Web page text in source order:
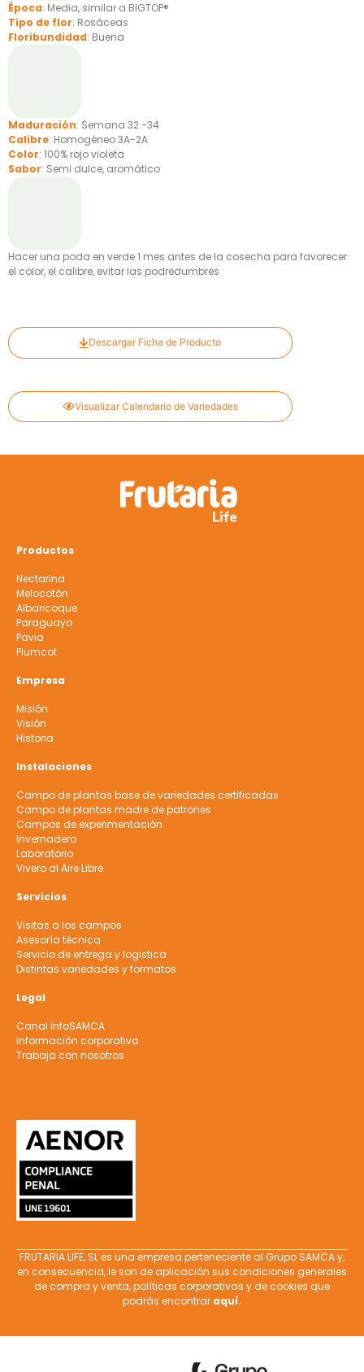
Época: Media, similar a BIGTOP®
Tipo de flor: Rosáceas
Floribundidad: Buena
Maduración: Semana 32 -34
Calibre: Homogéneo 3A-2A
Color: 100% rojo violeta
Sabor: Semi dulce, aromático
Hacer una poda en verde 1 mes antes de la cosecha para favorecer
el color, el calibre, evitar las podredumbres
Descargar Ficha de Producto
Visualizar Calendario de Variedades
Productos
Nectarina
Melocotón
Albaricoque
Paraguayo
Pavia
Plumcot
Empresa
Misión
Visión
Historia
Instalaciones
Campo de plantas base de variedades certificadas
Campo de plantas madre de patrones
Campos de experimentación
Invernadero
Laboratorio
Vivero al Aire Libre
Servicios
Visitas a los campos
Asesoría técnica
Servicio de entrega y logistica
Distintas variedades y formatos
Legal
Canal InfoSAMCA
Información corporativa
Trabaja con nosotros
FRUTARIA LIFE, SL es una empresa perteneciente al Grupo SAMCA y,
en consecuencia, le son de aplicación sus condiciones generales
de compra y venta, políticas corporativas y de cookies que
podrás encontrar aquí.